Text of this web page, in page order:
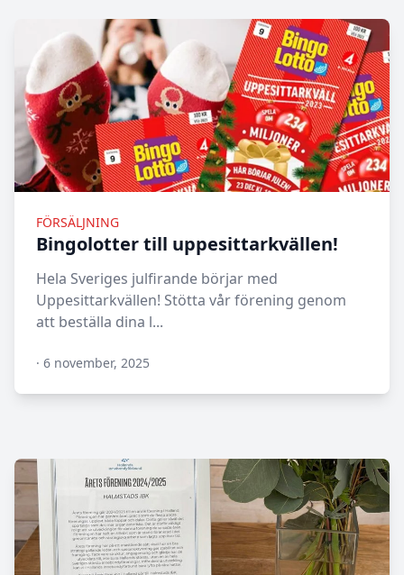
FÖRSÄLJNING
Bingolotter till uppesittarkvällen!
Hela Sveriges julfirande börjar med
Uppesittarkvällen! Stötta vår förening genom
att beställa dina l...
N/A
· 6 november, 2025